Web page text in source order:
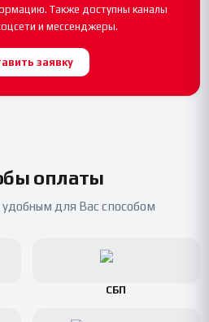
Также доступны каналы
и мессенджеры.
заявку
оплаты
для Вас способом
СБП